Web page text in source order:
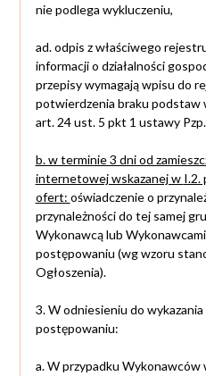
nie podlega wykluczeniu,
ad. odpis z właściwego
informacji o działalności
przepisy wymagają wpisu do
potwierdzenia braku podstaw
art. 24 ust. 5 pkt 1 ustawy Pzp.
b. w terminie 3 dni od
internetowej wskazanej w I.2.
ofert: oświadczenie o
przynależności do tej samej
Wykonawcą lub
postępowaniu (wg wzoru
Ogłoszenia).
3. W odniesieniu do
postępowaniu:
a. W przypadku Wykonawców